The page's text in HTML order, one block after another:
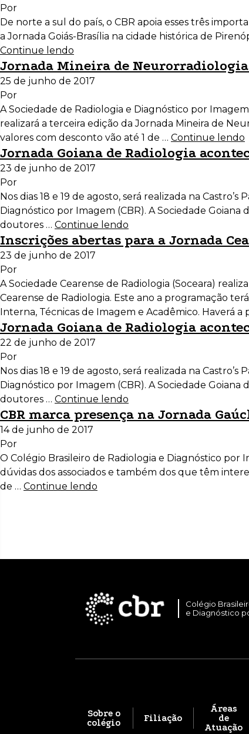
Por
De norte a sul do país, o CBR apoia esses três
a Jornada Goiás-Brasília na cidade histórica de
Continue lendo
Jornada Mineira de
25 de junho de 2017
Por
A Sociedade de Radiologia e Diagnóstico por
realizará a terceira edição da Jornada Mineira de
valores com desconto vão até 1 de … Continue lendo
Jornada Goiana de Radiologia
23 de junho de 2017
Por
Nos dias 18 e 19 de agosto, será realizada na
Diagnóstico por Imagem (CBR). A Sociedade
doutores … Continue lendo
Inscrições abertas para a Jornada
23 de junho de 2017
Por
A Sociedade Cearense de Radiologia (Soceara)
Cearense de Radiologia. Este ano a programação
Interna, Técnicas de Imagem e Acadêmico. Haverá a
Jornada Goiana de Radiologia
22 de junho de 2017
Por
Nos dias 18 e 19 de agosto, será realizada na
Diagnóstico por Imagem (CBR). A Sociedade
doutores … Continue lendo
CBR marca presença na Jornada
14 de junho de 2017
Por
O Colégio Brasileiro de Radiologia e Diagnóstico
dúvidas dos associados e também dos que têm
de … Continue lendo
Colégio
e Diagnóstico
Sobre o
colégio
Filiação
Áreas
de
Atuação